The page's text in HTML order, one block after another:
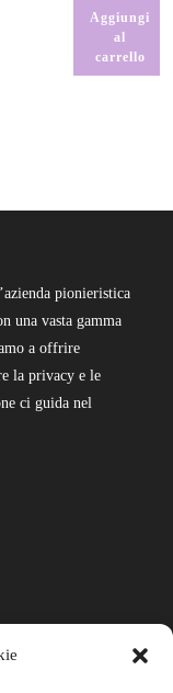
Aggiungi
al
carrello
pionieristica
una vasta gamma
a offrire
la privacy e le
ci guida nel